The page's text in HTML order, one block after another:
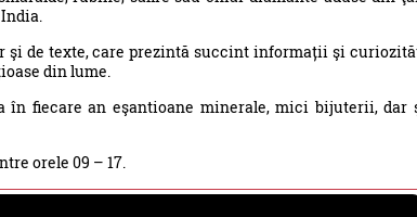
şi de texte, care prezintă succint informații şi
din lume.
în fiecare an eşantioane minerale, mici bijuterii, dar
orele 09 – 17.